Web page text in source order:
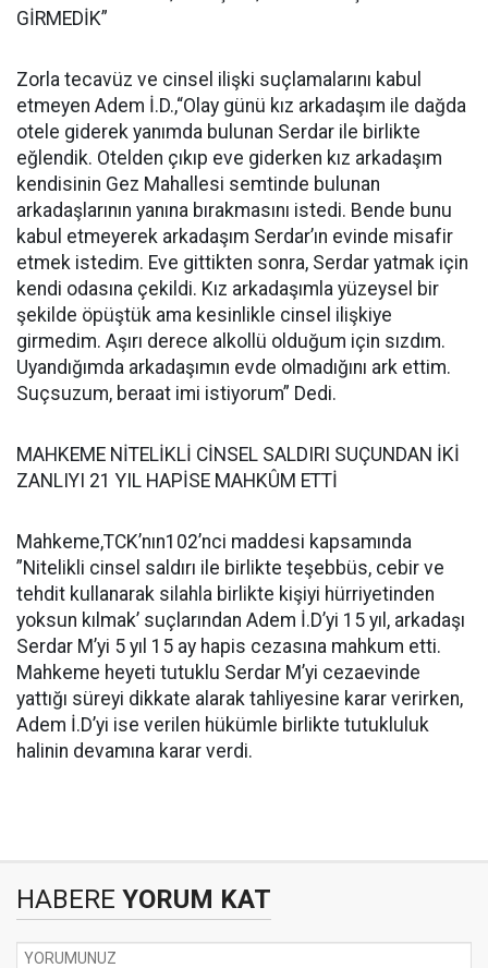
GİRMEDİK”
Zorla tecavüz ve cinsel ilişki suçlamalarını kabul
etmeyen Adem İ.D.,“Olay günü kız arkadaşım ile dağda
otele giderek yanımda bulunan Serdar ile birlikte
eğlendik. Otelden çıkıp eve giderken kız arkadaşım
kendisinin Gez Mahallesi semtinde bulunan
arkadaşlarının yanına bırakmasını istedi. Bende bunu
kabul etmeyerek arkadaşım Serdar’ın evinde misafir
etmek istedim. Eve gittikten sonra, Serdar yatmak için
kendi odasına çekildi. Kız arkadaşımla yüzeysel bir
şekilde öpüştük ama kesinlikle cinsel ilişkiye
girmedim. Aşırı derece alkollü olduğum için sızdım.
Uyandığımda arkadaşımın evde olmadığını ark ettim.
Suçsuzum, beraat imi istiyorum” Dedi.
MAHKEME NİTELİKLİ CİNSEL SALDIRI SUÇUNDAN İKİ
ZANLIYI 21 YIL HAPİSE MAHKÛM ETTİ
Mahkeme,TCK’nın102’nci maddesi kapsamında
”Nitelikli cinsel saldırı ile birlikte teşebbüs, cebir ve
tehdit kullanarak silahla birlikte kişiyi hürriyetinden
yoksun kılmak’ suçlarından Adem İ.D’yi 15 yıl, arkadaşı
Serdar M’yi 5 yıl 15 ay hapis cezasına mahkum etti.
Mahkeme heyeti tutuklu Serdar M’yi cezaevinde
yattığı süreyi dikkate alarak tahliyesine karar verirken,
Adem İ.D’yi ise verilen hükümle birlikte tutukluluk
halinin devamına karar verdi.
HABERE YORUM KAT